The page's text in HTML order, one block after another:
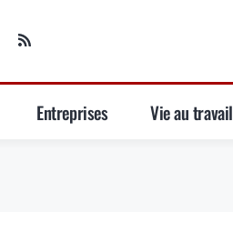
Entreprises Vie au travail